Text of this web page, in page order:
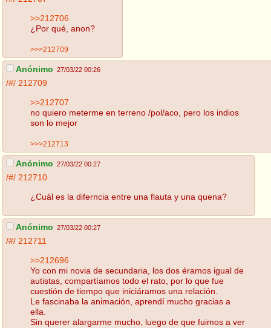
>>212706
¿Por qué, anon?
>>>212709
Anónimo 27/03/22 00:26
/#/ 212709
>>212707
no quiero meterme en terreno /pol/aco, pero los indios
son lo mejor
>>>212713
Anónimo 27/03/22 00:27
/#/ 212710
¿Cuál es la diferncia entre una flauta y una quena?
Anónimo 27/03/22 00:27
/#/ 212711
>>212696
Yo con mi novia de secundaria, los dos éramos igual de
autistas, compartíamos todo el rato, por lo que fue
cuestión de tiempo que iniciáramos una relación.
Le fascinaba la animación, aprendí mucho gracias a
ella.
Sin querer alargarme mucho, luego de que fuimos a ver